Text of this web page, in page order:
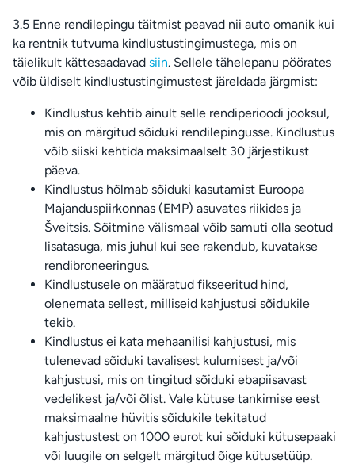
3.5 Enne rendilepingu täitmist peavad nii auto omanik kui
ka rentnik tutvuma kindlustustingimustega, mis on
täielikult kättesaadavad siin. Sellele tähelepanu pöörates
võib üldiselt kindlustustingimustest järeldada järgmist:
Kindlustus kehtib ainult selle rendiperioodi jooksul,
mis on märgitud sõiduki rendilepingusse. Kindlustus
võib siiski kehtida maksimaalselt 30 järjestikust
päeva.
Kindlustus hõlmab sõiduki kasutamist Euroopa
Majanduspiirkonnas (EMP) asuvates riikides ja
Šveitsis. Sõitmine välismaal võib samuti olla seotud
lisatasuga, mis juhul kui see rakendub, kuvatakse
rendibroneeringus.
Kindlustusele on määratud fikseeritud hind,
olenemata sellest, milliseid kahjustusi sõidukile
tekib.
Kindlustus ei kata mehaanilisi kahjustusi, mis
tulenevad sõiduki tavalisest kulumisest ja/või
kahjustusi, mis on tingitud sõiduki ebapiisavast
vedelikest ja/või õlist. Vale kütuse tankimise eest
maksimaalne hüvitis sõidukile tekitatud
kahjustustest on 1000 eurot kui sõiduki kütusepaaki
või luugile on selgelt märgitud õige kütusetüüp.